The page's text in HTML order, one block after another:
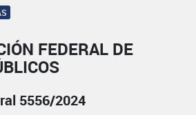
FEDERAL DE
5556/2024